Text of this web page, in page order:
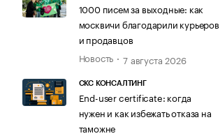
1000 писем за выходные: как
москвичи благодарили курьеров
и продавцов
Новость
7 августа 2026
СКС КОНСАЛТИНГ
End-user certificate: когда
нужен и как избежать отказа на
таможне